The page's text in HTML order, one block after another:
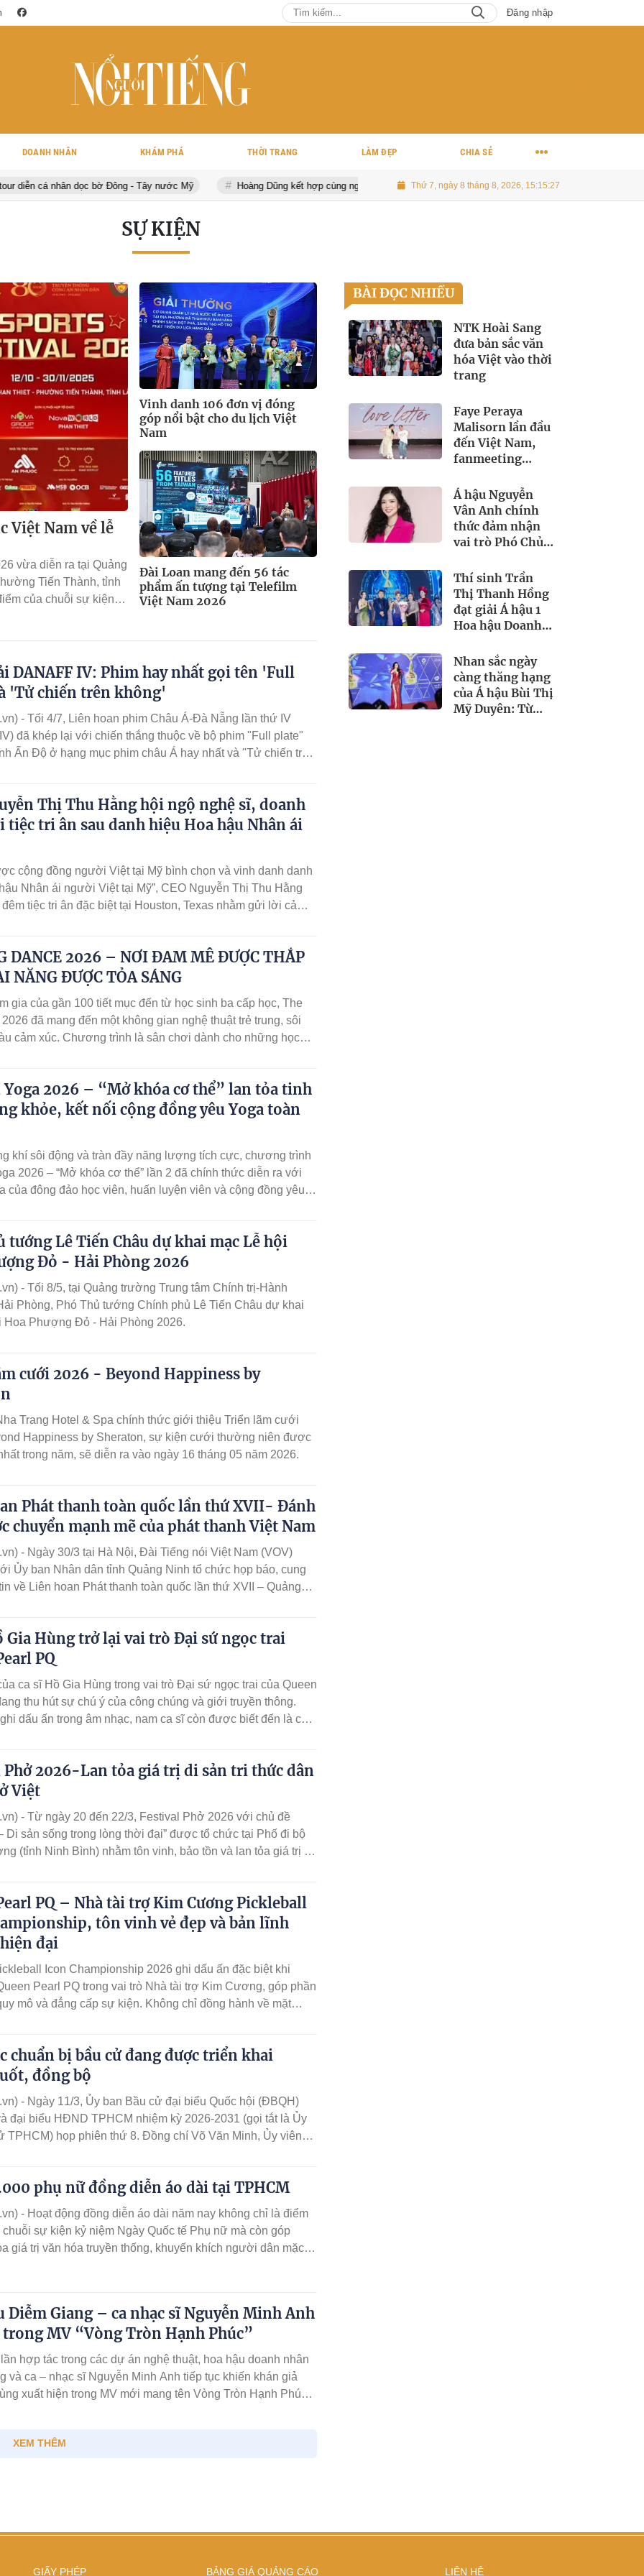
Đăng nhập
DOANH NHÂN KHÁM PHÁ THỜI TRANG LÀM ĐẸP CHIA SẺ
dọc bờ Đông - Tây nước Mỹ Hoàng Dũng kết hợp cùng nghệ sĩ Hàn Quốc: Nhạc buồn thổn thức, MV quay tại Việt Nam đẹp lãng mạn
Thứ 7, ngày 8 tháng 8, 2026, 15:15:28
SỰ KIỆN
Việt Nam về lễ
vừa diễn ra tại Quảng
Tiến Thành, tỉnh
của chuỗi sự kiện
Vinh danh 106 đơn vị đóng
góp nổi bật cho du lịch Việt
Nam
Đài Loan mang đến 56 tác
phẩm ấn tượng tại Telefilm
Việt Nam 2026
DANAFF IV: Phim hay nhất gọi tên 'Full
'Tử chiến trên không'
- Tối 4/7, Liên hoan phim Châu Á-Đà Nẵng lần thứ IV
đã khép lại với chiến thắng thuộc về bộ phim "Full plate"
Ấn Độ ở hạng mục phim châu Á hay nhất và "Tử chiến trên
Thị Thu Hằng hội ngộ nghệ sĩ, doanh
tiệc tri ân sau danh hiệu Hoa hậu Nhân ái
cộng đồng người Việt tại Mỹ bình chọn và vinh danh danh
Nhân ái người Việt tại Mỹ”, CEO Nguyễn Thị Thu Hằng
tiệc tri ân đặc biệt tại Houston, Texas nhằm gửi lời cảm
DANCE 2026 – NƠI ĐAM MÊ ĐƯỢC THẮP
NĂNG ĐƯỢC TỎA SÁNG
gia của gần 100 tiết mục đến từ học sinh ba cấp học, The
đã mang đến một không gian nghệ thuật trẻ trung, sôi
cảm xúc. Chương trình là sân chơi dành cho những học
hạn của chính mình.
Yoga 2026 – “Mở khóa cơ thể” lan tỏa tinh
khỏe, kết nối cộng đồng yêu Yoga toàn
khí sôi động và tràn đầy năng lượng tích cực, chương trình
2026 – “Mở khóa cơ thể” lần 2 đã chính thức diễn ra với
của đông đảo học viên, huấn luyện viên và cộng đồng yêu
xây dựng một sân chơi chuyên nghiệp, kết nối và lan tỏa
khỏe – sống cân bằng đến cộng đồng.
tướng Lê Tiến Châu dự khai mạc Lễ hội
Đỏ - Hải Phòng 2026
- Tối 8/5, tại Quảng trường Trung tâm Chính trị-Hành
Phòng, Phó Thủ tướng Chính phủ Lê Tiến Châu dự khai
Hoa Phượng Đỏ - Hải Phòng 2026.
cưới 2026 - Beyond Happiness by
Trang Hotel & Spa chính thức giới thiệu Triển lãm cưới
Happiness by Sheraton, sự kiện cưới thường niên được
trong năm, sẽ diễn ra vào ngày 16 tháng 05 năm 2026.
Phát thanh toàn quốc lần thứ XVII- Đánh
chuyển mạnh mẽ của phát thanh Việt Nam
- Ngày 30/3 tại Hà Nội, Đài Tiếng nói Việt Nam (VOV)
Ủy ban Nhân dân tỉnh Quảng Ninh tổ chức họp báo, cung
về Liên hoan Phát thanh toàn quốc lần thứ XVII – Quảng
Gia Hùng trở lại vai trò Đại sứ ngọc trai
PQ
ca sĩ Hồ Gia Hùng trong vai trò Đại sứ ngọc trai của Queen
thu hút sự chú ý của công chúng và giới truyền thông.
dấu ấn trong âm nhạc, nam ca sĩ còn được biết đến là con
Phở 2026-Lan tỏa giá trị di sản tri thức dân
Việt
- Từ ngày 20 đến 22/3, Festival Phở 2026 với chủ đề
Di sản sống trong lòng thời đại” được tổ chức tại Phố đi bộ
(tỉnh Ninh Bình) nhằm tôn vinh, bảo tồn và lan tỏa giá trị di
PQ – Nhà tài trợ Kim Cương Pickleball
tôn vinh vẻ đẹp và bản lĩnh
đại
Icon Championship 2026 ghi dấu ấn đặc biệt khi
Pearl PQ trong vai trò Nhà tài trợ Kim Cương, góp phần
mô và đẳng cấp sự kiện. Không chỉ đồng hành về mặt
chuẩn bị bầu cử đang được triển khai
đồng bộ
- Ngày 11/3, Ủy ban Bầu cử đại biểu Quốc hội (ĐBQH)
đại biểu HĐND TPHCM nhiệm kỳ 2026-2031 (gọi tắt là Ủy
TPHCM) họp phiên thứ 8. Đồng chí Võ Văn Minh, Ủy viên
phụ nữ đồng diễn áo dài tại TPHCM
- Hoạt động đồng diễn áo dài năm nay không chỉ là điểm
chuỗi sự kiện kỷ niệm Ngày Quốc tế Phụ nữ mà còn góp
giá trị văn hóa truyền thống, khuyến khích người dân mặc
Diễm Giang – ca nhạc sĩ Nguyễn Minh Anh
MV “Vòng Tròn Hạnh Phúc”
hợp tác trong các dự án nghệ thuật, hoa hậu doanh nhân
và ca – nhạc sĩ Nguyễn Minh Anh tiếp tục khiến khán giả
xuất hiện trong MV mới mang tên Vòng Tròn Hạnh Phúc.
những giá trị tích cực trong cuộc sống.
XEM THÊM
BÀI ĐỌC NHIỀU
NTK Hoài Sang
đưa bản sắc văn
hóa Việt vào thời
trang
Faye Peraya
Malisorn lần đầu
đến Việt Nam,
fanmeeting
Letter'
Á hậu Nguyễn
Vân Anh chính
thức đảm nhận
vai trò Phó Chủ
đoàn mỹ phẩm
lớn
Thí sinh Trần
Thị Thanh Hồng
đạt giải Á hậu 1
Hoa hậu Doanh
Biển 2024
Nhan sắc ngày
càng thăng hạng
của Á hậu Bùi Thị
Mỹ Duyên: Từ
GIẤY PHÉP BẢNG GIÁ QUẢNG CÁO LIÊN HỆ